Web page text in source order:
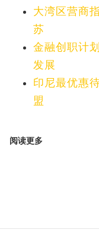
大湾区营商
苏
金融创职计
发展
印尼最优惠
盟
阅读更多